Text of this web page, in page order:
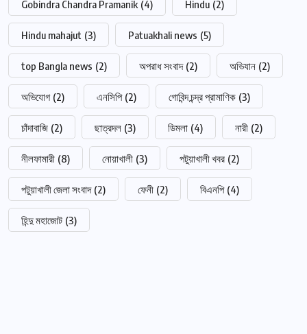
Gobindra Chandra Pramanik (4) Hindu (2)
Hindu mahajut (3) Patuakhali news (5)
top Bangla news (2) অপরাধ সংবাদ (2) অভিযান (2)
অভিযোগ (2) এনসিপি (2) গোবিন্দ চন্দ্র প্রামাণিক (3)
চাঁদাবাজি (2) ছাত্রদল (3) ডিমলা (4) নারী (2)
নীলফামারী (8) নোয়াখালী (3) পটুয়াখালী খবর (2)
পটুয়াখালী জেলা সংবাদ (2) ফেনী (2) বিএনপি (4)
হিন্দু মহাজোট (3)